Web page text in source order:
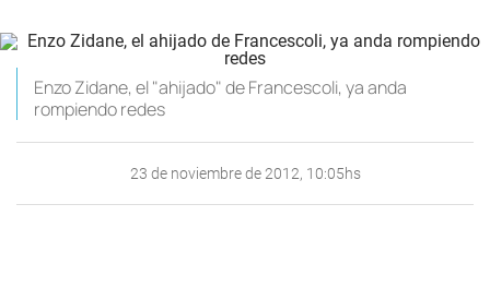
Enzo Zidane, el "ahijado" de Francescoli, ya anda
rompiendo redes
23 de noviembre de 2012, 10:05hs